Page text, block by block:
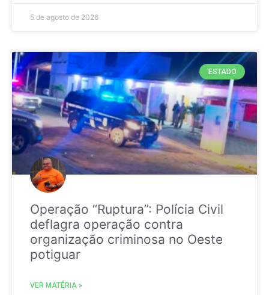
5 de agosto de 2026
ESTADO
Operação “Ruptura”: Polícia Civil
deflagra operação contra
organização criminosa no Oeste
potiguar
VER MATÉRIA »